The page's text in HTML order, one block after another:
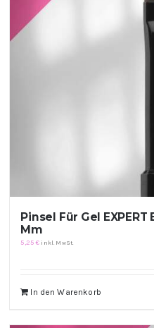
Pinsel Für Gel
Mm
5,25€ inkl. MwSt.
In den Warenkorb